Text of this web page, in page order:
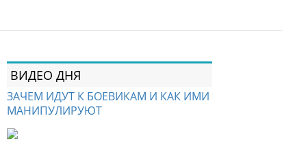
ВИДЕО ДНЯ
ЗАЧЕМ ИДУТ К БОЕВИКАМ И КАК ИМИ
МАНИПУЛИРУЮТ